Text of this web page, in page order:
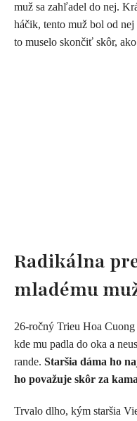
muž sa zahľadel do nej.
háčik, tento muž bol od
to muselo skončiť skôr,
Radikálna
mladému
26-ročný Trieu Hoa
kde mu padla do oka a
rande. Staršia dáma ho
ho považuje skôr za
Trvalo dlho, kým staršia